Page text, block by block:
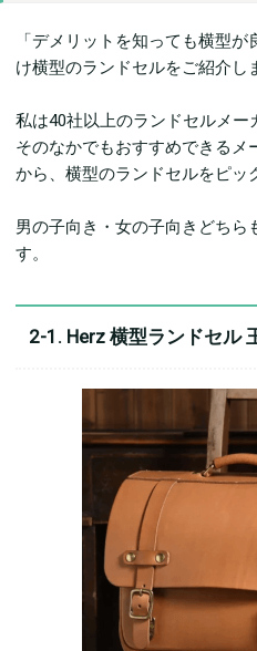
「デメリットを知っても横型
け横型のランドセルをご紹介し
私は40社以上のランドセルメー
そのなかでもおすすめできるメ
から、横型のランドセルをピッ
男の子向き・女の子向きどちら
す。
2-1. Herz 横型ランドセル